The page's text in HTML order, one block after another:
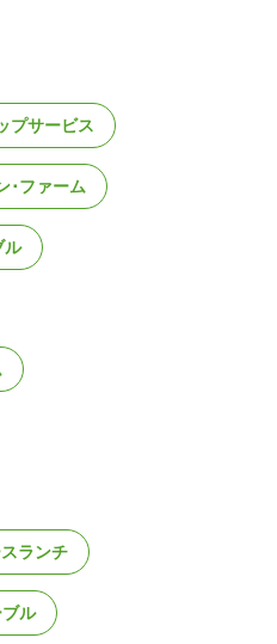
プサービス
･ファーム
ル
ランチ
ル